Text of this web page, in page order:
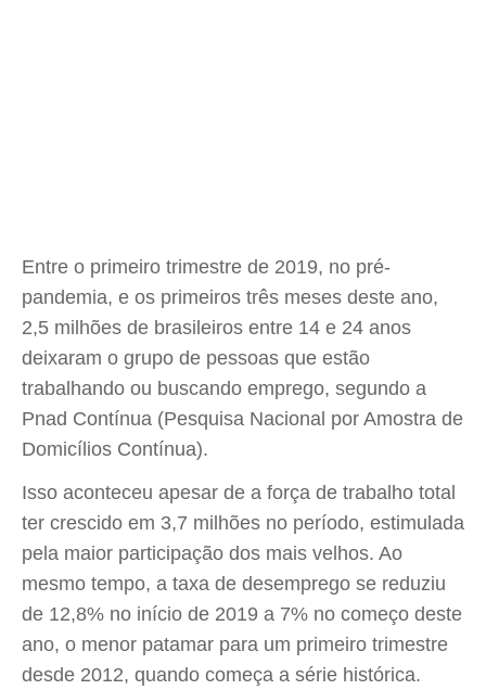
Entre o primeiro trimestre de 2019, no pré-
pandemia, e os primeiros três meses deste ano,
2,5 milhões de brasileiros entre 14 e 24 anos
deixaram o grupo de pessoas que estão
trabalhando ou buscando emprego, segundo a
Pnad Contínua (Pesquisa Nacional por Amostra de
Domicílios Contínua).
Isso aconteceu apesar de a força de trabalho total
ter crescido em 3,7 milhões no período, estimulada
pela maior participação dos mais velhos. Ao
mesmo tempo, a taxa de desemprego se reduziu
de 12,8% no início de 2019 a 7% no começo deste
ano, o menor patamar para um primeiro trimestre
desde 2012, quando começa a série histórica.